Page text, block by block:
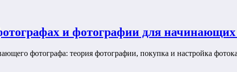
и фотографии для
фотографа: теория фотографии, покупка и настройка